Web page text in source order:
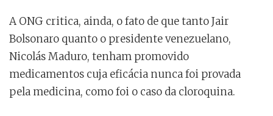
A ONG critica, ainda, o fato de que tanto Jair
Bolsonaro quanto o presidente venezuelano,
Nicolás Maduro, tenham promovido
medicamentos cuja eficácia nunca foi provada
pela medicina, como foi o caso da cloroquina.